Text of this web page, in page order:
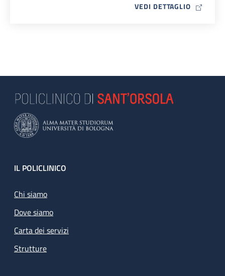
VEDI DETTAGLIO MAP ICON
Footer
IL POLICLINICO
Chi siamo
Dove siamo
Carta dei servizi
Strutture